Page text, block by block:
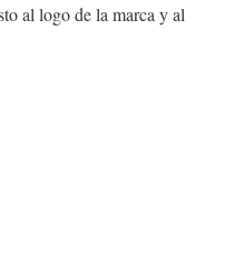
al logo de la marca y al